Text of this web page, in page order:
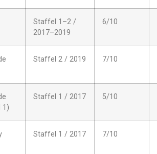
Staffel 1–2 /
2017–2019
6/10
Staffel 2 / 2019 7/10
1)
Staffel 1 / 2017 5/10
Staffel 1 / 2017 7/10